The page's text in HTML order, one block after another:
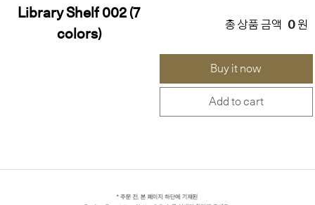
Library Shelf 002 (7
colors)
총 상품 금액 0 원
Buy it now
Add to cart